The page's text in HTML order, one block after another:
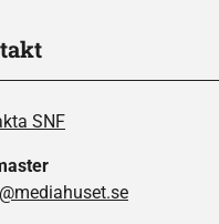
SNF